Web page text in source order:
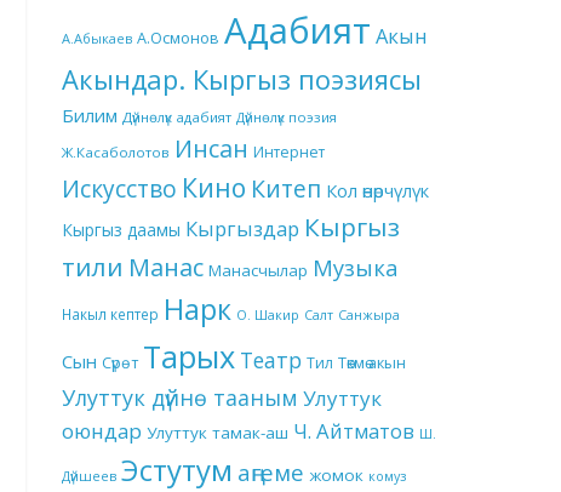
А.Абыкаев А.Осмонов Адабият Акын
Акындар. Кыргыз поэзиясы
Билим Дүйнөлүк адабият Дүйнөлүк поэзия
Ж.Касаболотов Инсан Интернет
Искусство Кино Китеп Кол өнөрчүлүк
Кыргыз даамы Кыргыздар Кыргыз
тили Манас Манасчылар Музыка
Накыл кептер Нарк О. Шакир Салт Санжыра
Сын Сүрөт Тарых Театр Тил Төкмө акын
Улуттук дүйнө тааным Улуттук
оюндар Улуттук тамак-аш Ч. Айтматов Ш.
Дүйшеев Эстутум аңгеме жомок комуз